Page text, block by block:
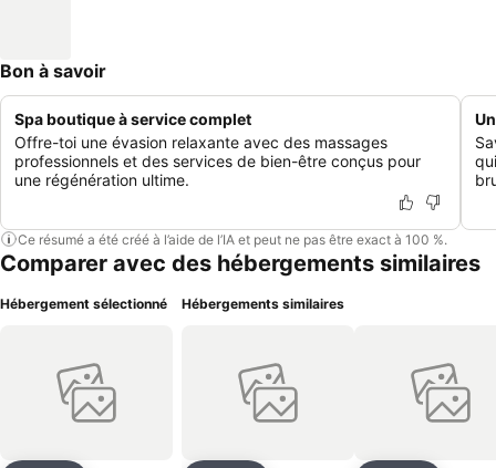
Bon à savoir
Spa boutique à service complet
Offre-toi une évasion relaxante avec des massages
professionnels et des services de bien-être conçus pour
une régénération ultime.
Ce résumé a été créé à l’aide de l’IA et peut ne pas être exact à 100 %.
Comparer avec des hébergements similaires
Hébergement sélectionné Hébergements similaires